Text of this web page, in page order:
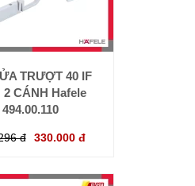
TRƯỢT 40 IF
2 CÁNH Hafele
494.00.110
đ 330.000 đ